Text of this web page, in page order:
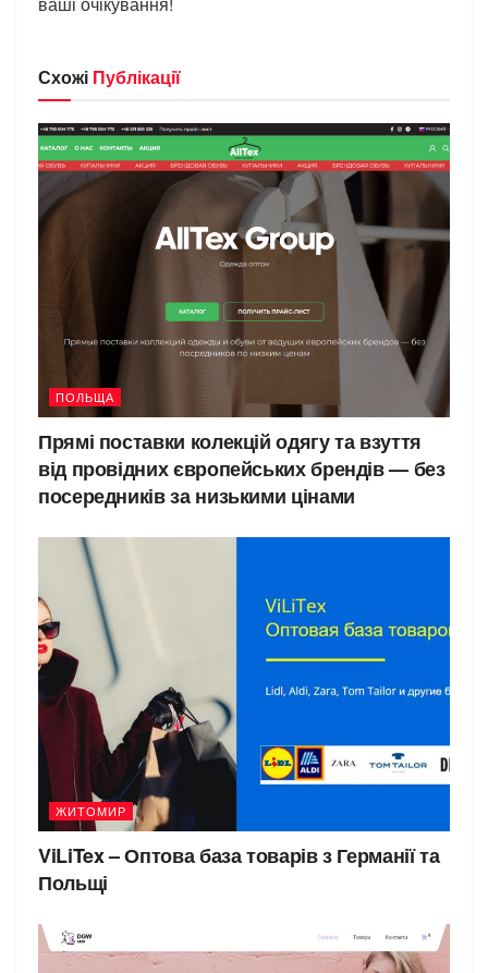
Схожі Публікації
ПОЛЬЩА
Прямі поставки колекцій одягу та взуття
від провідних європейських брендів — без
посередників за низькими цінами
ЖИТОМИР
ViLiTex – Оптова база товарів з Германії та
Польщі